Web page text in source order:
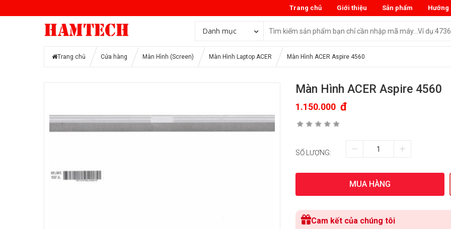
Hướng
Sản phẩm
Giới thiệu
Trang chủ
Danh mục
Trang chủ Cửa hàng Màn Hình (Screen) Màn Hình Laptop ACER Màn Hình ACER Aspire 4560
Màn Hình ACER Aspire 4560
1.150.000 đ
SỐ LƯỢNG:
MUA HÀNG
Cam kết của chúng tôi